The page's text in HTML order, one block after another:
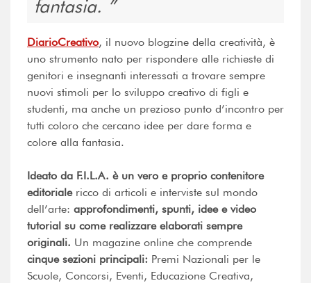
fantasia.
DiarioCreativo, il nuovo blogzine della creatività, è
uno strumento nato per rispondere alle richieste di
genitori e insegnanti interessati a trovare sempre
nuovi stimoli per lo sviluppo creativo di figli e
studenti, ma anche un prezioso punto d’incontro per
tutti coloro che cercano idee per dare forma e
colore alla fantasia.
Ideato da F.I.L.A. è un vero e proprio contenitore
editoriale ricco di articoli e interviste sul mondo
dell’arte: approfondimenti, spunti, idee e video
tutorial su come realizzare elaborati sempre
originali. Un magazine online che comprende
cinque sezioni principali: Premi Nazionali per le
Scuole, Concorsi, Eventi, Educazione Creativa,